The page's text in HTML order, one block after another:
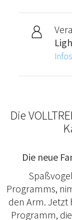
Die
Die neue
Programms,
den Arm. Jetzt
Programm,